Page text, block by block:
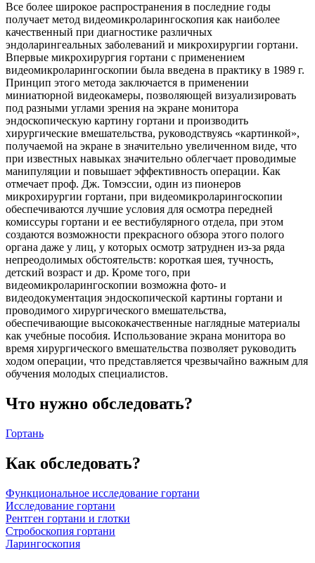
Все более широкое распространения в последние годы
получает метод видеомикроларингоскопия как наиболее
качественный при диагностике различных
эндоларингеальных заболеваний и микрохирургии гортани.
Впервые микрохирургия гортани с применением
видеомикроларингоскопии была введена в практику в 1989 г.
Принцип этого метода заключается в применении
миниатюрной видеокамеры, позволяющей визуализировать
под разными углами зрения на экране монитора
эндоскопическую картину гортани и производить
хирургические вмешательства, руководствуясь «картинкой»,
получаемой на экране в значительно увеличенном виде, что
при известных навыках значительно облегчает проводимые
манипуляции и повышает эффективность операции. Как
отмечает проф. Дж. Томэссии, один из пионеров
микрохирургии гортани, при видеомикроларингоскопии
обеспечиваются лучшие условия для осмотра передней
комиссуры гортани и ее вестибулярного отдела, при этом
создаются возможности прекрасного обзора этого полого
органа даже у лиц, у которых осмотр затруднен из-за ряда
непреодолимых обстоятельств: короткая шея, тучность,
детский возраст и др. Кроме того, при
видеомикроларингоскопии возможна фото- и
видеодокументация эндоскопической картины гортани и
проводимого хирургического вмешательства,
обеспечивающие высококачественные наглядные материалы
как учебные пособия. Использование экрана монитора во
время хирургического вмешательства позволяет руководить
ходом операции, что представляется чрезвычайно важным для
обучения молодых специалистов.
Что нужно обследовать?
Гортань
Как обследовать?
Функциональное исследование гортани
Исследование гортани
Рентген гортани и глотки
Стробоскопия гортани
Ларингоскопия